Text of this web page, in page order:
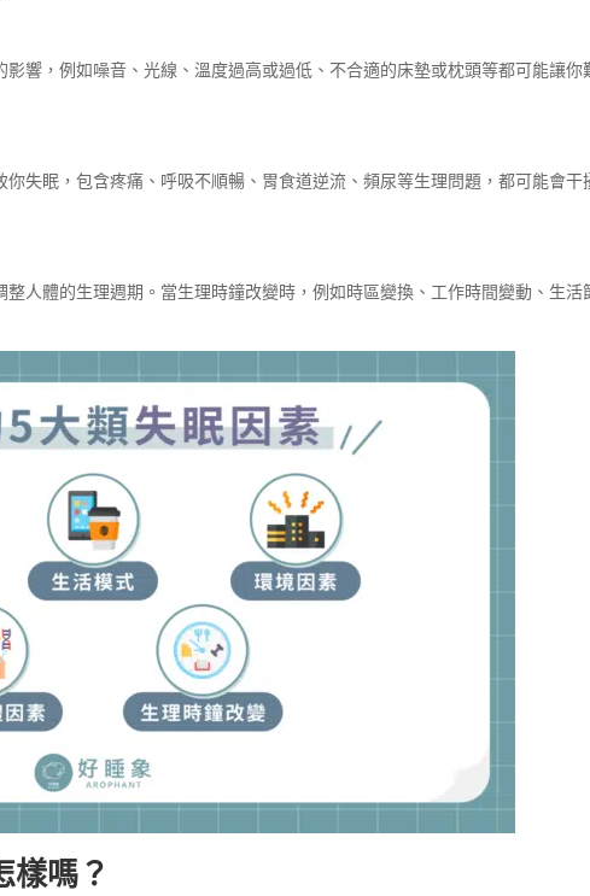
響，例如噪音、光線、溫度過高或過低、不合適的床墊或枕頭等都可能讓你
失眠，包含疼痛、呼吸不順暢、胃食道逆流、頻尿等生理問題，都可能會干
人體的生理週期。當生理時鐘改變時，例如時區變換、工作時間變動、生活
樣嗎？